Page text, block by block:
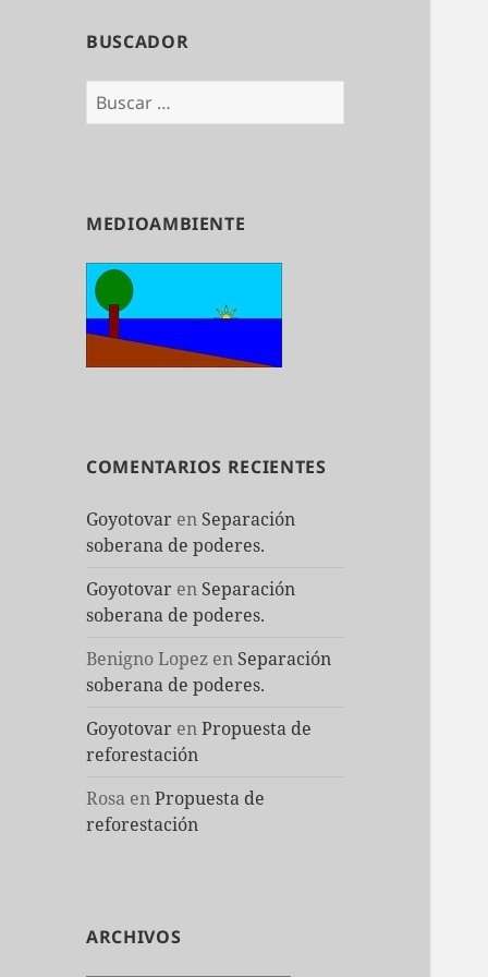
BUSCADOR
Buscar:
MEDIOAMBIENTE
COMENTARIOS RECIENTES
Goyotovar en Separación
soberana de poderes.
Goyotovar en Separación
soberana de poderes.
Benigno Lopez en Separación
soberana de poderes.
Goyotovar enPropuesta de
reforestación
Rosa enPropuesta de
reforestación
ARCHIVOS